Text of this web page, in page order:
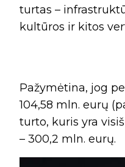
turtas –
kultūros ir kitos
Pažymėtina, jog
104,58 mln. eurų
turto, kuris yra
– 300,2 mln. eurų.